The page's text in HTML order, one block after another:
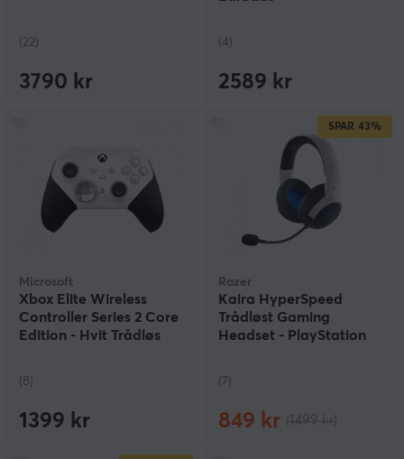
(22)
3790 kr
(4)
2589 kr
Microsoft
Xbox Elite Wireless
Controller Series 2 Core
Edition - Hvit Trådløs
(8)
1399 kr
SPAR 43%
Razer
Kaira HyperSpeed
Trådløst Gaming
Headset - PlayStation
(7)
849 kr